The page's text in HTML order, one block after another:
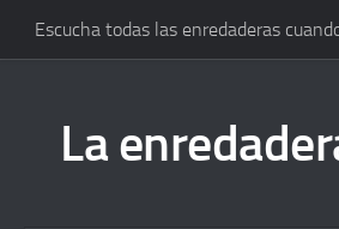
Escucha todas las enredaderas
La